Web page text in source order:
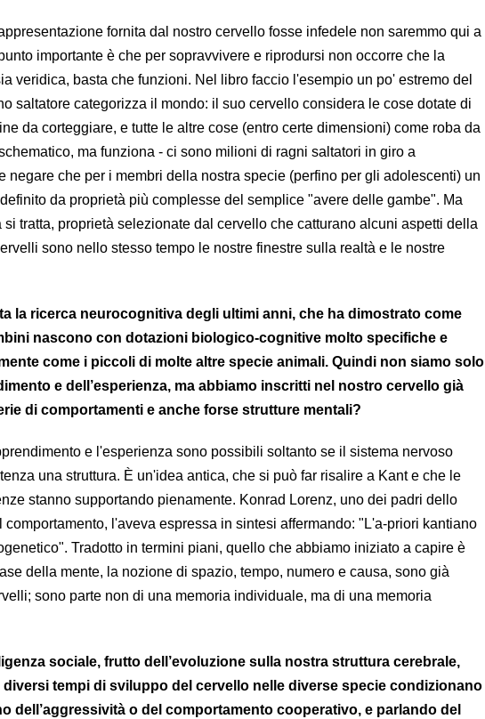
fornita dal nostro cervello fosse infedele non saremmo qui a
importante è che per sopravvivere e riprodursi non occorre che la
veridica, basta che funzioni. Nel libro faccio l'esempio un po' estremo del
saltatore categorizza il mondo: il suo cervello considera le cose dotate di
da corteggiare, e tutte le altre cose (entro certe dimensioni) come roba da
ma funziona - ci sono milioni di ragni saltatori in giro a
negare che per i membri della nostra specie (perfino per gli adolescenti) un
da proprietà più complesse del semplice "avere delle gambe". Ma
si tratta, proprietà selezionate dal cervello che catturano alcuni aspetti della
sono nello stesso tempo le nostre finestre sulla realtà e le nostre
la ricerca neurocognitiva degli ultimi anni, che ha dimostrato come
nascono con dotazioni biologico-cognitive molto specifiche e
come i piccoli di molte altre specie animali. Quindi non siamo solo
e dell’esperienza, ma abbiamo inscritti nel nostro cervello già
di comportamenti e anche forse strutture mentali?
e l'esperienza sono possibili soltanto se il sistema nervoso
una struttura. È un'idea antica, che si può far risalire a Kant e che le
stanno supportando pienamente. Konrad Lorenz, uno dei padri dello
l'aveva espressa in sintesi affermando: "L'a-priori kantiano
Tradotto in termini piani, quello che abbiamo iniziato a capire è
della mente, la nozione di spazio, tempo, numero e causa, sono già
sono parte non di una memoria individuale, ma di una memoria
sociale, frutto dell’evoluzione sulla nostra struttura cerebrale,
tempi di sviluppo del cervello nelle diverse specie condizionano
dell’aggressività o del comportamento cooperativo, e parlando del